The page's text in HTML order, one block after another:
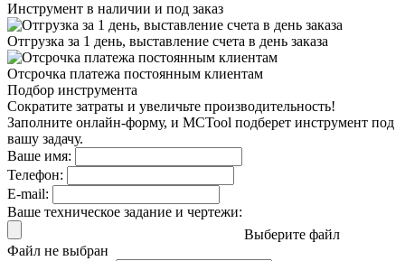
Инструмент в наличии и под заказ
Отгрузка за 1 день, выставление счета в день заказа
Отсрочка платежа постоянным клиентам
Подбор инструмента
Сократите затраты и увеличьте производительность!
Заполните онлайн-форму, и MCTool подберет инструмент под
вашу задачу.
Ваше имя:
Телефон:
E-mail:
Ваше техническое задание и чертежи:
Выберите файл
Файл не выбран